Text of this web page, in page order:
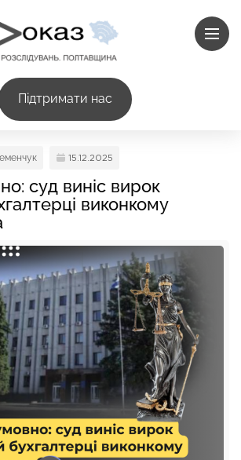
Підтримати нас
15.12.2025
суд виніс вирок
виконкому